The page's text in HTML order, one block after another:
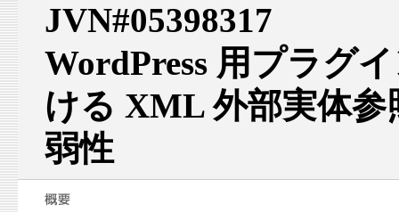
JVN#05398317
WordPress 用プラグ
ける XML 外部実体
弱性